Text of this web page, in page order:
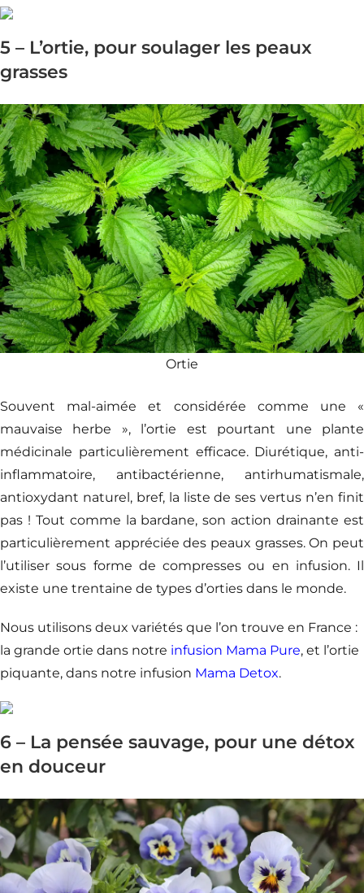
5 – L’ortie, pour soulager les peaux
grasses
Ortie
Souvent mal-aimée et considérée comme une «
mauvaise herbe », l’ortie est pourtant une plante
médicinale particulièrement efficace. Diurétique, anti-
inflammatoire, antibactérienne, antirhumatismale,
antioxydant naturel, bref, la liste de ses vertus n’en finit
pas ! Tout comme la bardane, son action drainante est
particulièrement appréciée des peaux grasses. On peut
l’utiliser sous forme de compresses ou en infusion. Il
existe une trentaine de types d’orties dans le monde.
Nous utilisons deux variétés que l’on trouve en France :
la grande ortie dans notre infusion Mama Pure, et l’ortie
piquante, dans notre infusion Mama Detox.
6 – La pensée sauvage, pour une détox
en douceur